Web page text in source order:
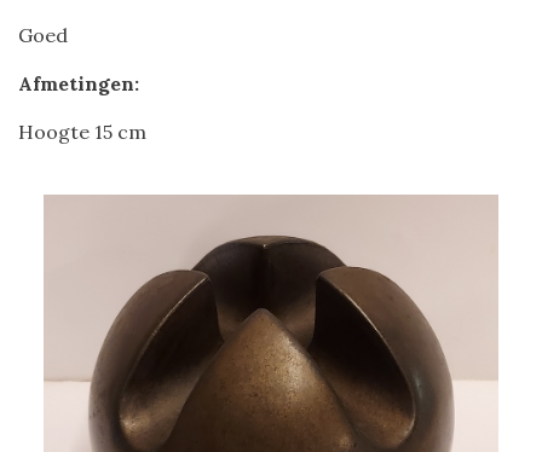
Goed
Afmetingen:
Hoogte 15 cm